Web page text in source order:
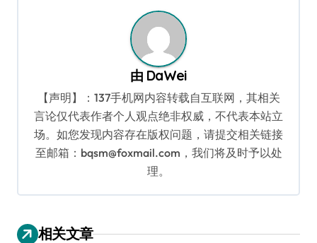
由 DaWei
【声明】：137手机网内容转载自互联网，其相关
言论仅代表作者个人观点绝非权威，不代表本站立
场。如您发现内容存在版权问题，请提交相关链接
至邮箱：bqsm@foxmail.com，我们将及时予以处
理。
相关文章